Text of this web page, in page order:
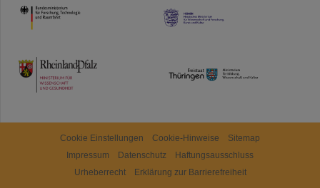
HMWK
TMWWDG
Cookie Einstellungen Cookie-Hinweise
Sitemap
Impressum
Datenschutz
Haftungsausschluss
Urheberrecht
Erklärung zur Barrierefreiheit